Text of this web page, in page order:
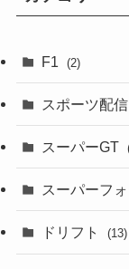
F1 (2)
スポーツ配信
スーパーGT
スーパーフ
ドリフト (13)